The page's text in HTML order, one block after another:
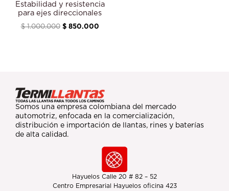
Estabilidad y resistencia
para ejes direccionales
$1.000.000 $850.000
Somos una empresa colombiana del mercado
automotriz, enfocada en la comercialización,
distribución e importación de llantas, rines y baterías
de alta calidad.
Hayuelos Calle 20 # 82 – 52
Centro Empresarial Hayuelos oficina 423